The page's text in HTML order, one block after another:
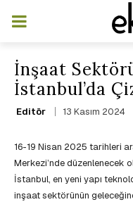
İnşaat
İstanbul’da
Editör 13 Kasım 2024
16-19 Nisan 2025 tarihleri
Merkezi’nde düzenlenecek
İstanbul, en yeni yapı
inşaat sektörünün